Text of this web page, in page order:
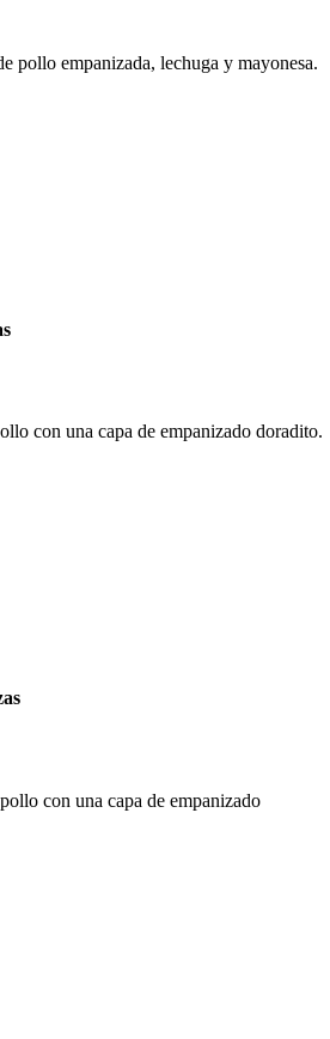
pollo empanizada, lechuga y mayonesa.
con una capa de empanizado doradito.
con una capa de empanizado